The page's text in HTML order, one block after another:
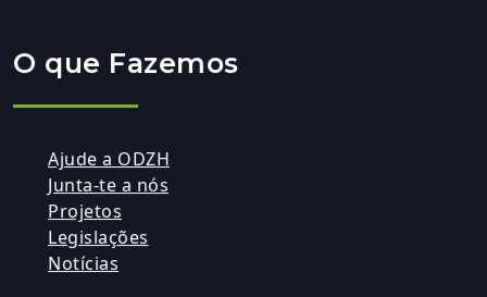
O que Fazemos
Ajude a ODZH
Junta-te a nós
Projetos
Legislações
Notícias